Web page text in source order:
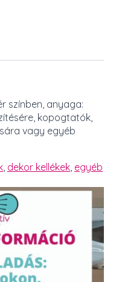
színben, anyaga:
kopogtatók,
vagy egyéb
dekor kellékek egyéb